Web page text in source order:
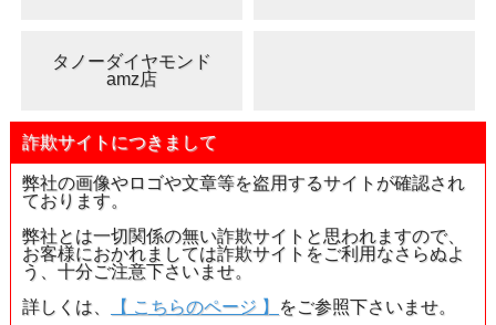
タノーダイヤモンド
amz店
詐欺サイトにつきまして
弊社の画像やロゴや文章等を盗用するサイトが確認され
ております。
弊社とは一切関係の無い詐欺サイトと思われますので、
お客様におかれましては詐欺サイトをご利用なさらぬよ
う、十分ご注意下さいませ。
詳しくは、
【 こちらのページ 】 をご参照下さいませ。